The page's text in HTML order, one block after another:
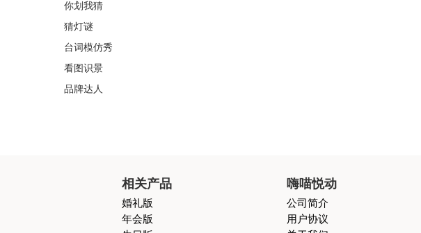
你划我猜
猜灯谜
台词模仿秀
看图识景
品牌达人
相关产品
婚礼版
年会版
嗨喵悦动
公司简介
用户协议